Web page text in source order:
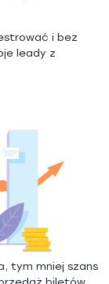
i bez
leady z
tym mniej szans